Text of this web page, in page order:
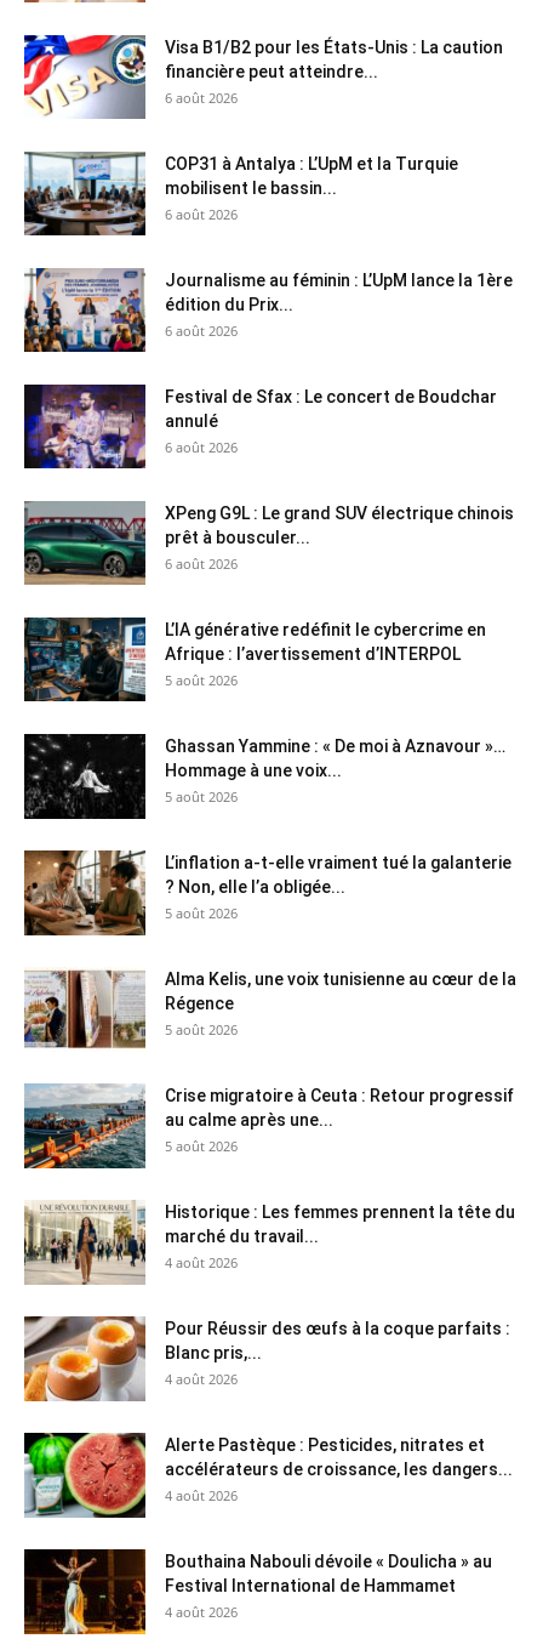
Visa B1/B2 pour les États-Unis : La caution
financière peut atteindre...
6 août 2026
COP31 à Antalya : L’UpM et la Turquie
mobilisent le bassin...
6 août 2026
Journalisme au féminin : L’UpM lance la 1ère
édition du Prix...
6 août 2026
Festival de Sfax : Le concert de Boudchar
annulé
6 août 2026
XPeng G9L : Le grand SUV électrique chinois
prêt à bousculer...
6 août 2026
L’IA générative redéfinit le cybercrime en
Afrique : l’avertissement d’INTERPOL
5 août 2026
Ghassan Yammine : « De moi à Aznavour »…
Hommage à une voix...
5 août 2026
L’inflation a-t-elle vraiment tué la galanterie
? Non, elle l’a obligée...
5 août 2026
Alma Kelis, une voix tunisienne au cœur de la
Régence
5 août 2026
Crise migratoire à Ceuta : Retour progressif
au calme après une...
5 août 2026
Historique : Les femmes prennent la tête du
marché du travail...
4 août 2026
Pour Réussir des œufs à la coque parfaits :
Blanc pris,...
4 août 2026
Alerte Pastèque : Pesticides, nitrates et
accélérateurs de croissance, les dangers...
4 août 2026
Bouthaina Nabouli dévoile « Doulicha » au
Festival International de Hammamet
4 août 2026